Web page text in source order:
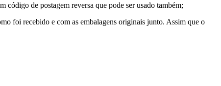
de postagem reversa que pode ser usado também;
foi recebido e com as embalagens originais junto. Assim que o